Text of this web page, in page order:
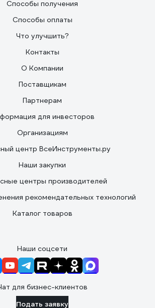
Способы получения
Способы оплаты
Что улучшить?
Контакты
О Компании
Поставщикам
Партнерам
для инвесторов
Организациям
центр ВсеИнструменты.ру
Наши закупки
центры производителей
рекомендательных технологий
Каталог товаров
Наши соцсети
для бизнес-клиентов
Подать заявку